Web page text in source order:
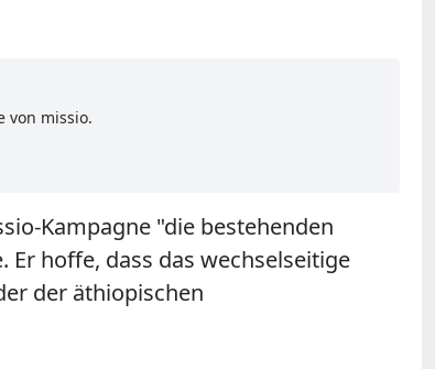
von missio.
Kampagne "die bestehenden
hoffe, dass das wechselseitige
der äthiopischen